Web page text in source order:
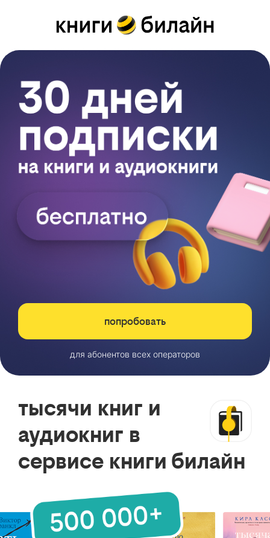
попробовать
для абонентов всех операторов
тысячи книг и
аудиокниг в
сервисе книги билайн